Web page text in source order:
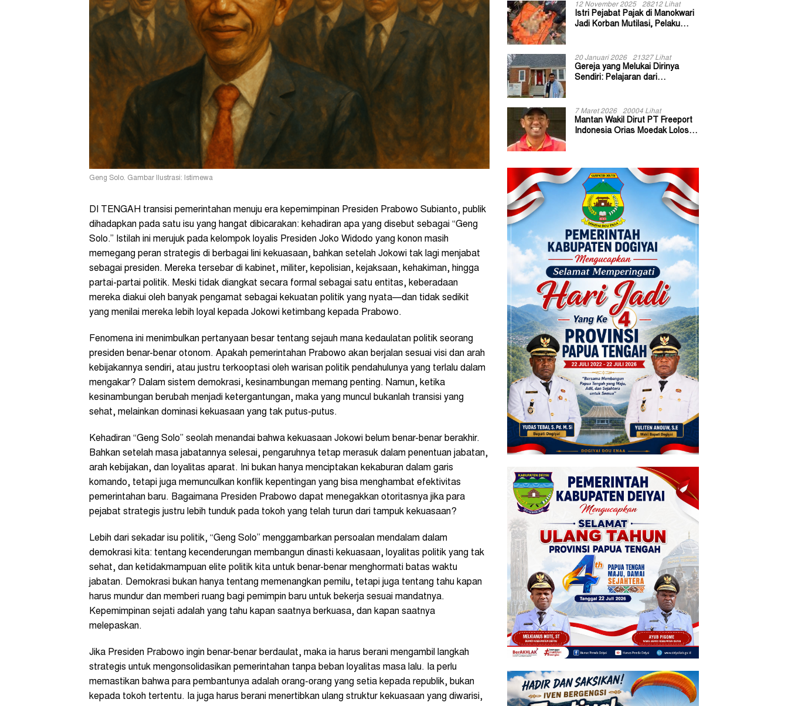
Geng Solo. Gambar Ilustrasi: Istimewa
DI TENGAH transisi pemerintahan menuju era kepemimpinan Presiden Prabowo Subianto, publik
dihadapkan pada satu isu yang hangat dibicarakan: kehadiran apa yang disebut sebagai “Geng
Solo.” Istilah ini merujuk pada kelompok loyalis Presiden Joko Widodo yang konon masih
memegang peran strategis di berbagai lini kekuasaan, bahkan setelah Jokowi tak lagi menjabat
sebagai presiden. Mereka tersebar di kabinet, militer, kepolisian, kejaksaan, kehakiman, hingga
partai-partai politik. Meski tidak diangkat secara formal sebagai satu entitas, keberadaan
mereka diakui oleh banyak pengamat sebagai kekuatan politik yang nyata—dan tidak sedikit
yang menilai mereka lebih loyal kepada Jokowi ketimbang kepada Prabowo.
Fenomena ini menimbulkan pertanyaan besar tentang sejauh mana kedaulatan politik seorang
presiden benar-benar otonom. Apakah pemerintahan Prabowo akan berjalan sesuai visi dan arah
kebijakannya sendiri, atau justru terkooptasi oleh warisan politik pendahulunya yang terlalu dalam
mengakar? Dalam sistem demokrasi, kesinambungan memang penting. Namun, ketika
kesinambungan berubah menjadi ketergantungan, maka yang muncul bukanlah transisi yang
sehat, melainkan dominasi kekuasaan yang tak putus-putus.
Kehadiran “Geng Solo” seolah menandai bahwa kekuasaan Jokowi belum benar-benar berakhir.
Bahkan setelah masa jabatannya selesai, pengaruhnya tetap merasuk dalam penentuan jabatan,
arah kebijakan, dan loyalitas aparat. Ini bukan hanya menciptakan kekaburan dalam garis
komando, tetapi juga memunculkan konflik kepentingan yang bisa menghambat efektivitas
pemerintahan baru. Bagaimana Presiden Prabowo dapat menegakkan otoritasnya jika para
pejabat strategis justru lebih tunduk pada tokoh yang telah turun dari tampuk kekuasaan?
Lebih dari sekadar isu politik, “Geng Solo” menggambarkan persoalan mendalam dalam
demokrasi kita: tentang kecenderungan membangun dinasti kekuasaan, loyalitas politik yang tak
sehat, dan ketidakmampuan elite politik kita untuk benar-benar menghormati batas waktu
jabatan. Demokrasi bukan hanya tentang memenangkan pemilu, tetapi juga tentang tahu kapan
harus mundur dan memberi ruang bagi pemimpin baru untuk bekerja sesuai mandatnya.
Kepemimpinan sejati adalah yang tahu kapan saatnya berkuasa, dan kapan saatnya
melepaskan.
Jika Presiden Prabowo ingin benar-benar berdaulat, maka ia harus berani mengambil langkah
strategis untuk mengonsolidasikan pemerintahan tanpa beban loyalitas masa lalu. Ia perlu
memastikan bahwa para pembantunya adalah orang-orang yang setia kepada republik, bukan
kepada tokoh tertentu. Ia juga harus berani menertibkan ulang struktur kekuasaan yang diwarisi,
12 November 2025 28212 Lihat
Istri Pejabat Pajak di Manokwari
Jadi Korban Mutilasi, Pelaku
20 Januari 2026 21327 Lihat
Gereja yang Melukai Dirinya
Sendiri: Pelajaran dari
7 Maret 2026 20004 Lihat
Mantan Wakil Dirut PT Freeport
Indonesia Orias Moedak Lolos